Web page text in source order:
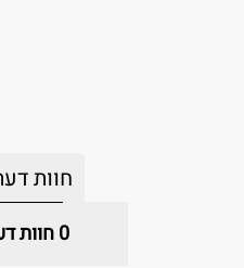
חוות
0חוות